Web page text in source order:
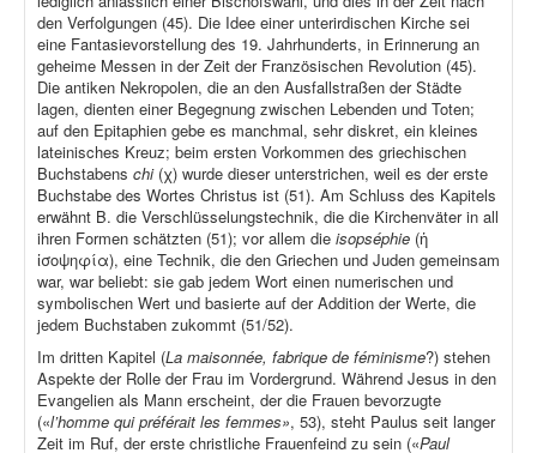
den Verfolgungen (45). Die Idee einer unterirdischen Kirche sei
eine Fantasievorstellung des 19. Jahrhunderts, in Erinnerung an
geheime Messen in der Zeit der Französischen Revolution (45).
Die antiken Nekropolen, die an den Ausfallstraßen der Städte
lagen, dienten einer Begegnung zwischen Lebenden und Toten;
auf den Epitaphien gebe es manchmal, sehr diskret, ein kleines
lateinisches Kreuz; beim ersten Vorkommen des griechischen
Buchstabens chi (χ) wurde dieser unterstrichen, weil es der erste
Buchstabe des Wortes Christus ist (51). Am Schluss des Kapitels
erwähnt B. die Verschlüsselungstechnik, die die Kirchenväter in all
ihren Formen schätzten (51); vor allem die isopséphie (ἡ
ἰσοψηφία), eine Technik, die den Griechen und Juden gemeinsam
war, war beliebt: sie gab jedem Wort einen numerischen und
symbolischen Wert und basierte auf der Addition der Werte, die
jedem Buchstaben zukommt (51/52).
Im dritten Kapitel (La maisonnée, fabrique de féminisme?) stehen
Aspekte der Rolle der Frau im Vordergrund. Während Jesus in den
Evangelien als Mann erscheint, der die Frauen bevorzugte
(«l’homme qui préférait les femmes», 53), steht Paulus seit langer
Zeit im Ruf, der erste christliche Frauenfeind zu sein («Paul